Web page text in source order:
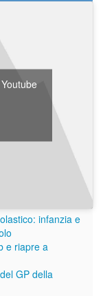
infanzia e
e riapre a
GP della